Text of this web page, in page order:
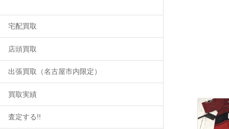
宅配買取
店頭買取
出張買取（名古屋市内限定）
買取実績
査定する!!